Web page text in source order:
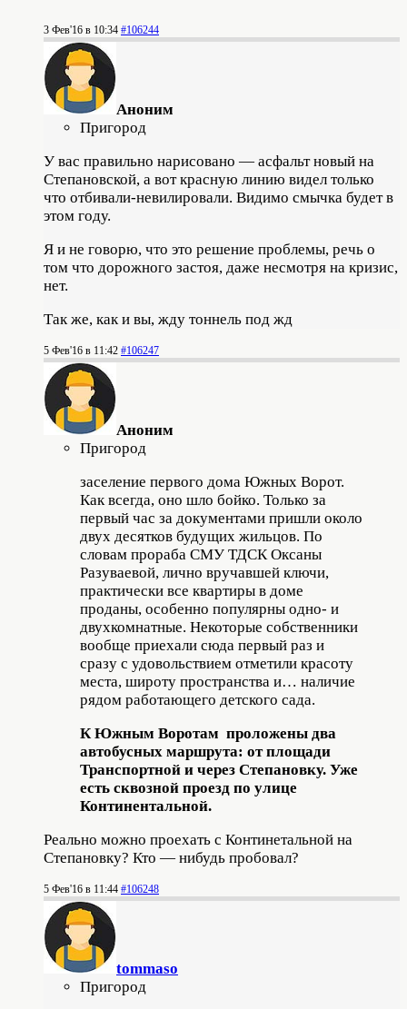
3 Фев'16 в 10:34 #106244
Аноним
Пригород
У вас правильно нарисовано — асфальт новый на
Степановской, а вот красную линию видел только
что отбивали-невилировали. Видимо смычка будет в
этом году.
Я и не говорю, что это решение проблемы, речь о
том что дорожного застоя, даже несмотря на кризис,
нет.
Так же, как и вы, жду тоннель под жд
5 Фев'16 в 11:42 #106247
Аноним
Пригород
заселение первого дома Южных Ворот.
Как всегда, оно шло бойко. Только за
первый час за документами пришли около
двух десятков будущих жильцов. По
словам прораба СМУ ТДСК Оксаны
Разуваевой, лично вручавшей ключи,
практически все квартиры в доме
проданы, особенно популярны одно- и
двухкомнатные. Некоторые собственники
вообще приехали сюда первый раз и
сразу с удовольствием отметили красоту
места, широту пространства и… наличие
рядом работающего детского сада.
К Южным Воротам проложены два
автобусных маршрута: от площади
Транспортной и через Степановку. Уже
есть сквозной проезд по улице
Континентальной.
Реально можно проехать с Континетальной на
Степановку? Кто — нибудь пробовал?
5 Фев'16 в 11:44 #106248
tommaso
Пригород